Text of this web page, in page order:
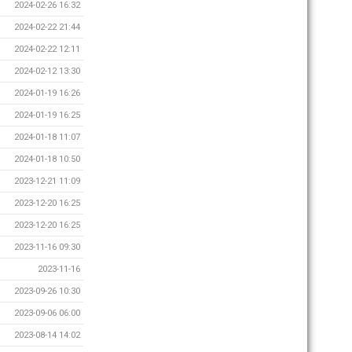
2024-02-26 16:32
2024-02-22 21:44
2024-02-22 12:11
2024-02-12 13:30
2024-01-19 16:26
2024-01-19 16:25
2024-01-18 11:07
2024-01-18 10:50
2023-12-21 11:09
2023-12-20 16:25
2023-12-20 16:25
2023-11-16 09:30
2023-11-16
2023-09-26 10:30
2023-09-06 06:00
2023-08-14 14:02